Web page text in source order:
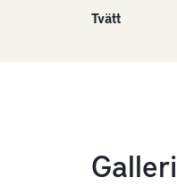
Tvätt
Galleri